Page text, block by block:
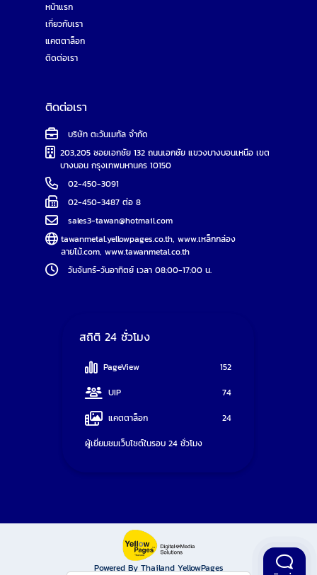
หน้าแรก
เกี่ยวกับเรา
แคตตาล็อก
ติดต่อเรา
ติดต่อเรา
บริษัท ตะวันเมทัล จำกัด
203,205 ซอยเอกชัย 132 ถนนเอกชัย แขวงบางบอนเหนือ เขต
บางบอน กรุงเทพมหานคร 10150
02-450-3091
02-450-3487 ต่อ 8
sales3-tawan@hotmail.com
tawanmetal.yellowpages.co.th,www.เหล็กกล่อง
ลายไม้.com,www.tawanmetal.co.th
วันจันทร์-วันอาทิตย์ เวลา 08:00-17:00 น.
สถิติ 24 ชั่วโมง
PageView
152
UIP
74
แคตตาล็อก
24
ผู้เยี่ยมชมเว็บไซต์ในรอบ 24 ชั่วโมง
Powered By Thailand YellowPages